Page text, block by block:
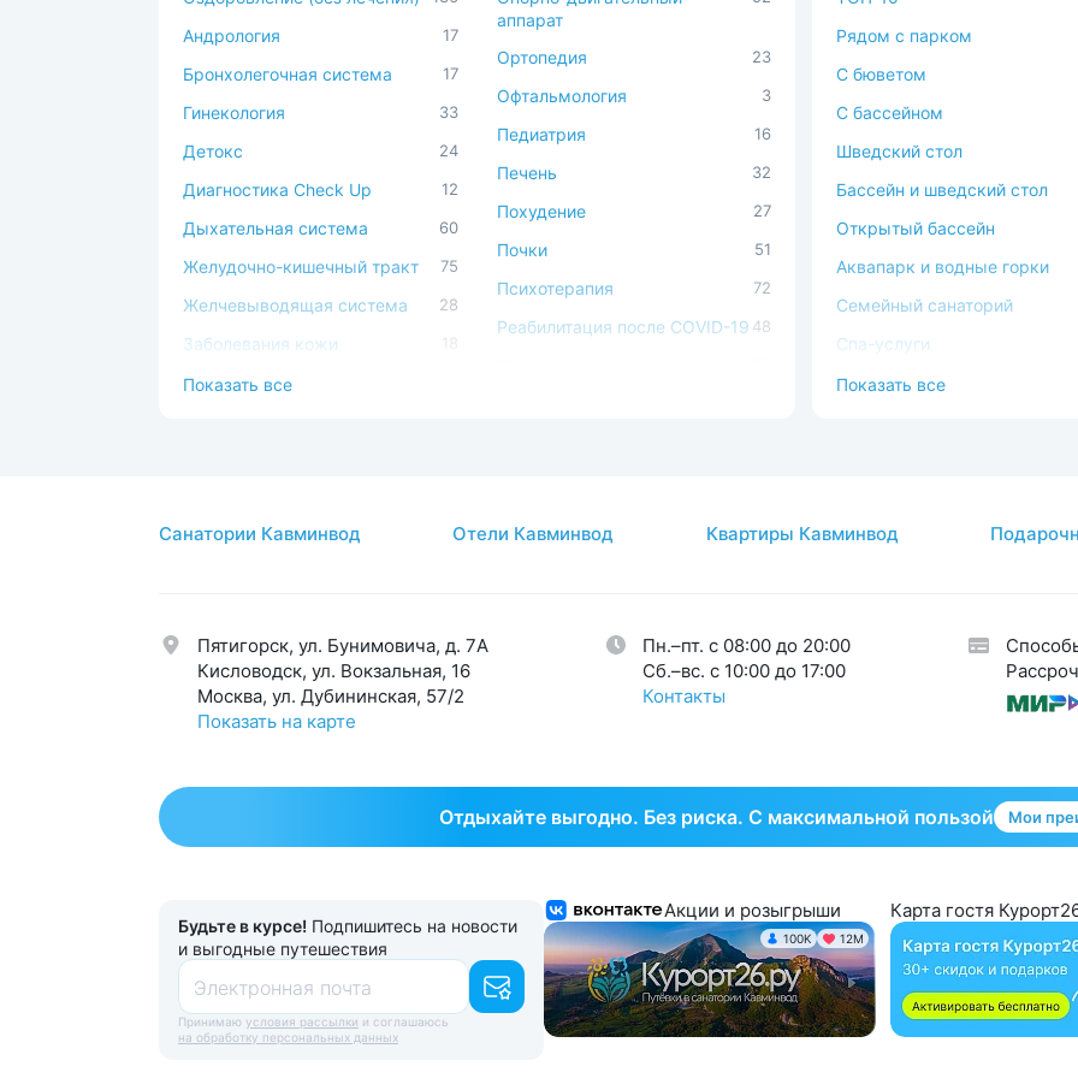
Андрология 17
Бронхолегочная система 17
Гинекология 33
Детокс 24
Диагностика Check Up 12
Дыхательная система 60
Желудочно-кишечный тракт 75
Желчевыводящая система 28
Заболевания кожи 18
Иммунная система
Мочеполовая система 39
Общетерапевтический 125
аппарат
Ортопедия 23
Офтальмология 3
Педиатрия 16
Печень 32
Похудение 27
Почки 51
Психотерапия 72
Реабилитация после COVID-19 48
Суставы 26
Эстетическая гинекология 1
Показать все
Рядом с парком
C бюветом
С бассейном
Шведский стол
Бассейн и шведский стол
Открытый бассейн
Аквапарк и водные горки
Семейный санаторий
Спа-услуги
В окружении леса
Показать все
Санатории Кавминвод Отели Кавминвод Квартиры Кавминвод
Пятигорск, ул. Бунимовича, д. 7A
Кисловодск, ул. Вокзальная, 16
Москва, ул. Дубининская, 57/2
Показать на карте
Пн.–пт. с 08:00 до 20:00
Cб.–вс. с 10:00 до 17:00
Контакты
Отдыхайте выгодно. Без риска. С максимальной пользой Мои
Будьте в курсе! Подпишитесь на новости
и выгодные путешествия
Электронная почта
Принимаю условия рассылки и соглашаюсь
на обработку персональных данных
Акции и розыгрыши
100K 12М
Карта гостя